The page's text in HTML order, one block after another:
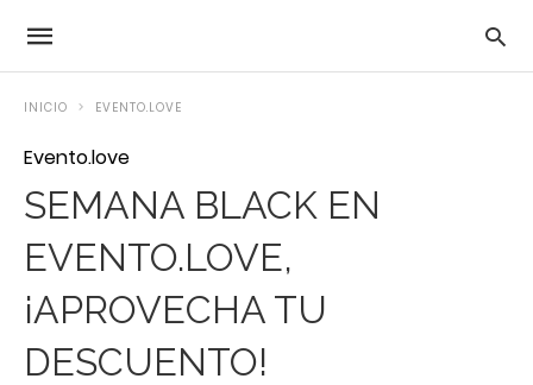
INICIO EVENTO.LOVE
Evento.love
SEMANA BLACK EN
EVENTO.LOVE,
¡APROVECHA TU
DESCUENTO!